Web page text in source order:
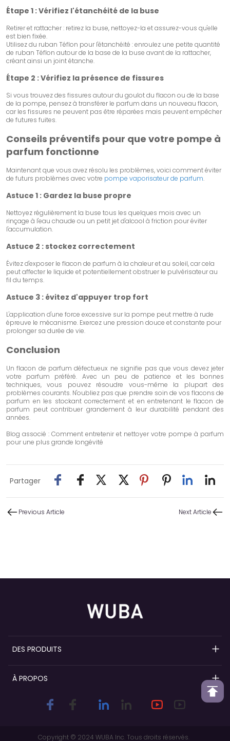
Étape 1 : Vérifiez l'étanchéité de la buse
Retirer et rattacher : retirez la buse, nettoyez-la et assurez-vous qu'elle
est bien fixée.
Utilisez du ruban Téflon pour l'étanchéité : enroulez une petite quantité
de ruban Téflon autour de la base de la buse avant de la rattacher,
créant ainsi un joint étanche.
Étape 2 : Vérifiez la présence de fissures
Si vous trouvez des fissures autour du goulot du flacon ou de la base
de la pompe, pensez à transférer le parfum dans un nouveau flacon,
car les fissures ne peuvent pas être réparées mais peuvent empêcher
de futures fuites.
Conseils préventifs pour que votre pompe à
parfum fonctionne
Maintenant que vous avez résolu les problèmes, voici comment éviter
de futurs problèmes avec votre pompe vaporisateur de parfum.
Astuce 1 : Gardez la buse propre
Nettoyez régulièrement la buse tous les quelques mois avec un
rinçage à l'eau chaude ou un petit jet d'alcool à friction pour éviter
l'accumulation.
Astuce 2 : stockez correctement
Évitez d'exposer le flacon de parfum à la chaleur et au soleil, car cela
peut affecter le liquide et potentiellement obstruer le pulvérisateur au
fil du temps.
Astuce 3 : évitez d'appuyer trop fort
L'application d'une force excessive sur la pompe peut mettre à rude
épreuve le mécanisme. Exercez une pression douce et constante pour
prolonger sa durée de vie.
Conclusion
Un flacon de parfum défectueux ne signifie pas que vous devez jeter
votre parfum préféré. Avec un peu de patience et les bonnes
techniques, vous pouvez résoudre vous-même la plupart des
problèmes courants. N'oubliez pas que prendre soin de vos flacons de
parfum en les stockant correctement et en entretenant le flacon de
parfum peut contribuer grandement à leur durabilité pendant des
années.
Blog associé : Comment entretenir et nettoyer votre pompe à parfum
pour une plus grande longévité
Partager
Previous Article Next Article
DES PRODUITS
Capsules de parfum
À PROPOS
Présentation de Wuba
Copyright © 2024 WUBA Inc. Tous droits réservés.